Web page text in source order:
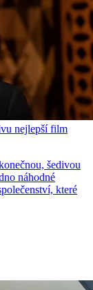
nejlepší film
šedivou
náhodné
které